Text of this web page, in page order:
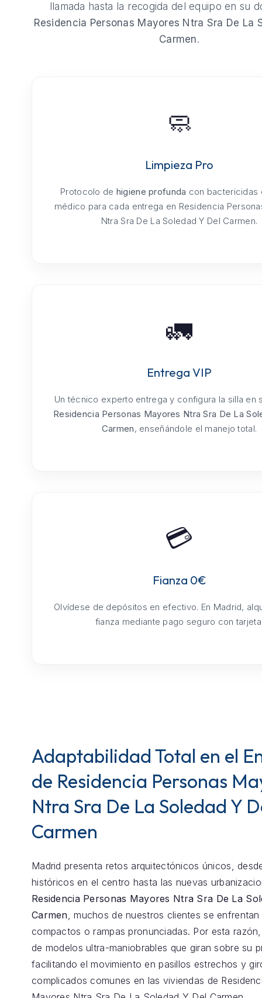
llamada hasta la recogida del equipo en su
Residencia Personas Mayores Ntra Sra De La
Carmen.
🧼
Limpieza Pro
Protocolo de higiene profunda con bactericidas
médico para cada entrega en Residencia
Ntra Sra De La Soledad Y Del Carmen.
🚛
Entrega VIP
Un técnico experto entrega y configura la silla en
Residencia Personas Mayores Ntra Sra De La
Carmen, enseñándole el manejo total.
💳
Fianza 0€
Olvídese de depósitos en efectivo. En Madrid,
fianza mediante pago seguro con
Adaptabilidad Total en el
de Residencia Personas
Ntra Sra De La Soledad Y
Carmen
Madrid presenta retos arquitectónicos únicos,
históricos en el centro hasta las nuevas
Residencia Personas Mayores Ntra Sra De La
Carmen , muchos de nuestros clientes se
compactos o rampas pronunciadas. Por esta
de modelos ultra-maniobrables que giran sobre su
facilitando el movimiento en pasillos estrechos y
complicados comunes en las viviendas de